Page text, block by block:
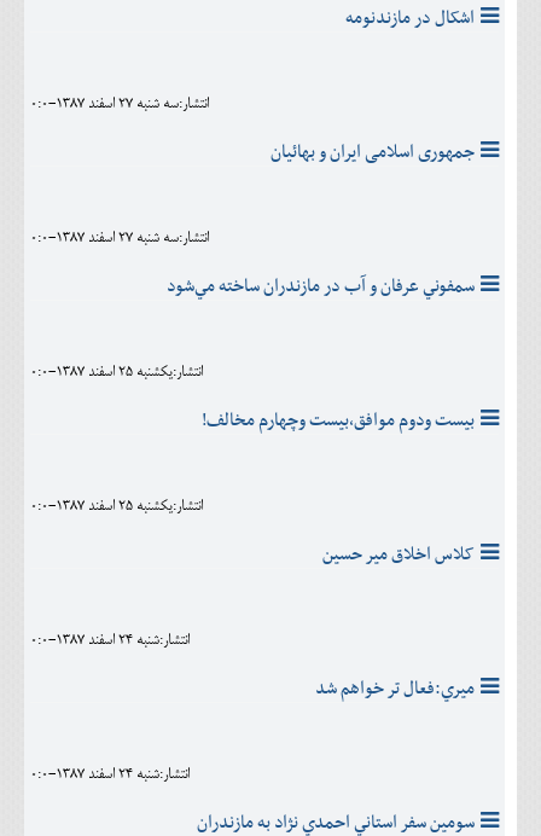
اشکال در مازندنومه
انتشار:سه شنبه 27 اسفند 1387-0:0
جمهوری اسلامی ایران و بهائیان
انتشار:سه شنبه 27 اسفند 1387-0:0
سمفوني عرفان و آب در مازندران ساخته مي‌شود
انتشار:يکشنبه 25 اسفند 1387-0:0
بيست ودوم موافق،بيست وچهارم مخالف!
انتشار:يکشنبه 25 اسفند 1387-0:0
کلاس اخلاق مير حسين
انتشار:شنبه 24 اسفند 1387-0:0
ميري:فعال تر خواهم شد
انتشار:شنبه 24 اسفند 1387-0:0
سومين سفر استاني احمدي نژاد به مازندران